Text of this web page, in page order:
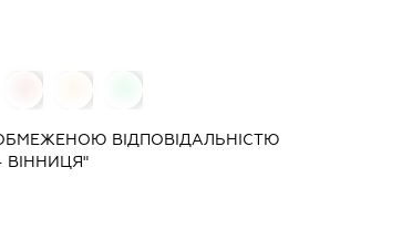
ВІДПОВІДАЛЬНІСТЮ
ВІННИЦЯ"